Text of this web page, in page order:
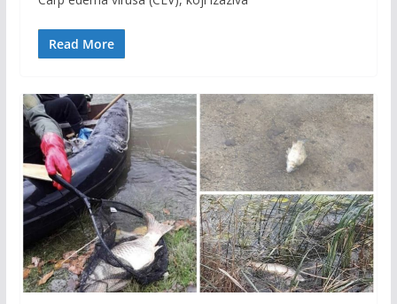
o
o
Read More